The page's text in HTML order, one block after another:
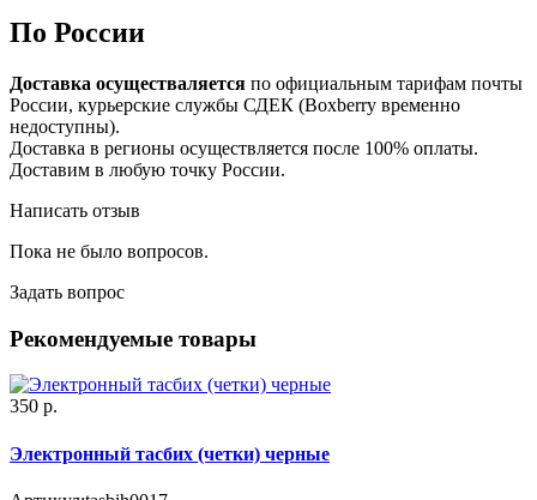
По России
Доставка осуществаляется по официальным тарифам почты
России, курьерские службы СДЕК (Boxberry временно
недоступны).
Доставка в регионы осуществляется после 100% оплаты.
Доставим в любую точку России.
Написать отзыв
Пока не было вопросов.
Задать вопрос
Рекомендуемые товары
350 р.
Электронный тасбих (четки) черные